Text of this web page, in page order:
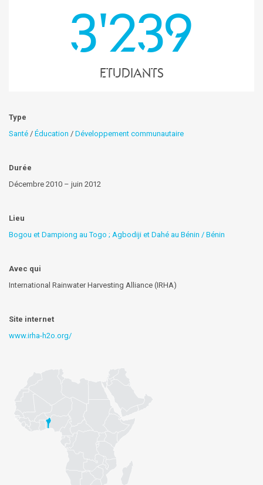
3'239
etudiants
Type
Santé / Éducation / Développement communautaire
Durée
Décembre 2010 – juin 2012
Lieu
Bogou et Dampiong au Togo ; Agbodiji et Dahé au Bénin / Bénin
Avec qui
International Rainwater Harvesting Alliance (IRHA)
Site internet
www.irha-h2o.org/